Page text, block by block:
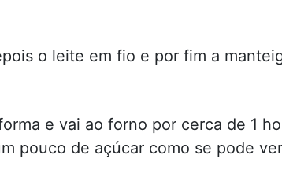
o leite em fio e por fim a
e vai ao forno por cerca de 1
pouco de açúcar como se pode